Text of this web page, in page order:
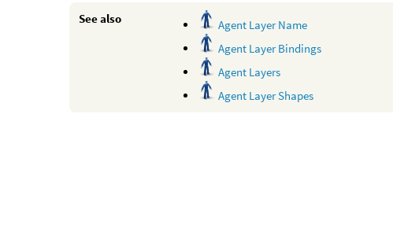
See also
Agent Layer Name
Agent Layer Bindings
Agent Layers
Agent Layer Shapes